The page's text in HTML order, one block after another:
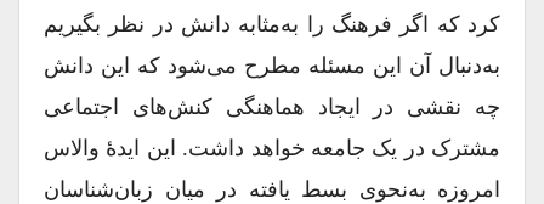
کرد که اگر فرهنگ را به‌مثابه دانش در نظر بگیریم
به‌دنبال آن این مسئله مطرح می‌شود که این دانش
چه نقشی در ایجاد هماهنگی کنش‌های اجتماعی
مشترک در یک جامعه خواهد داشت. این ایدۀ والاس
امروزه به‌نحوی بسط یافته در میان زبان‌شناسان